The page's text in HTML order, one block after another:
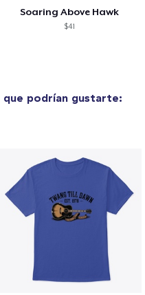
Soaring Above Hawk
$41
que podrían gustarte: